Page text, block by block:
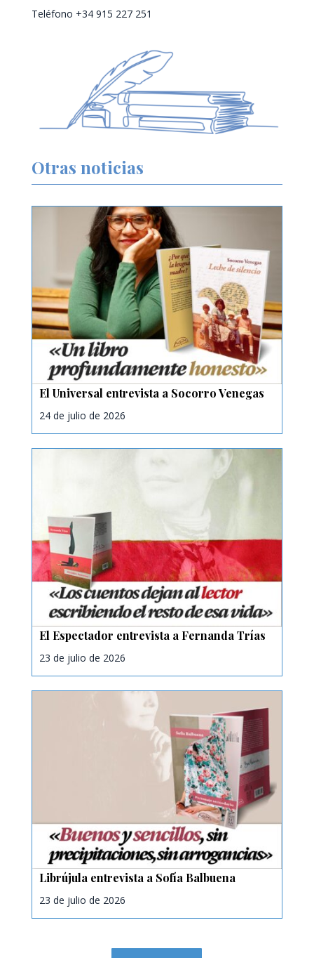
Teléfono +34 915 227 251
Otras noticias
El Universal entrevista a Socorro Venegas
24 de julio de 2026
El Espectador entrevista a Fernanda Trías
23 de julio de 2026
Librújula entrevista a Sofía Balbuena
23 de julio de 2026